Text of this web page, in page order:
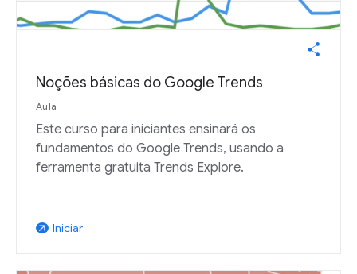
Noções básicas do Google Trends
Aula
Este curso para iniciantes ensinará os
fundamentos do Google Trends, usando a
ferramenta gratuita Trends Explore.
arrow_outward Iniciar